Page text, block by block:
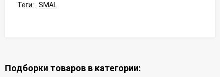
Теги: SMAL
Подборки товаров в категории: